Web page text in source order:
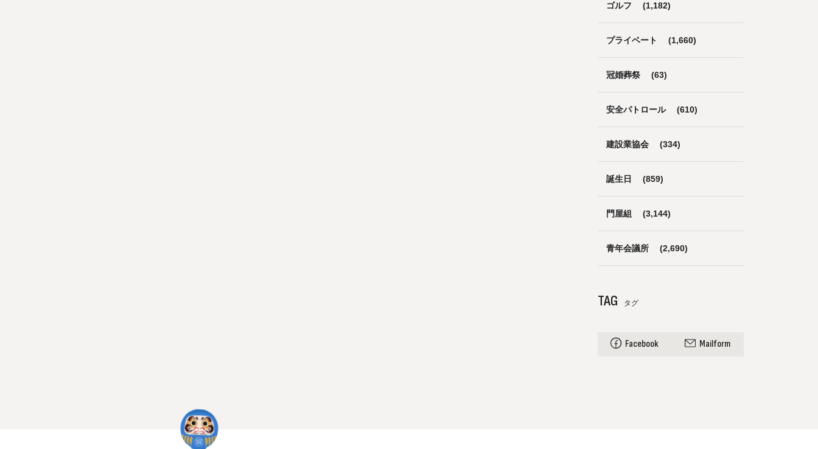
ゴルフ (1,182)
プライベート (1,660)
冠婚葬祭 (63)
安全パトロール (610)
建設業協会 (334)
誕生日 (859)
門屋組 (3,144)
青年会議所 (2,690)
TAG タグ
Facebook Mailform